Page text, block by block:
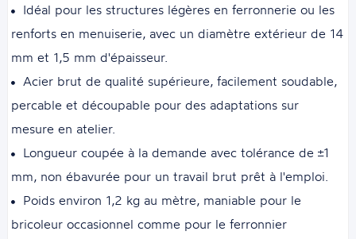
Idéal pour les structures légères en ferronnerie ou les
renforts en menuiserie, avec un diamètre extérieur de 14
mm et 1,5 mm d'épaisseur.
Acier brut de qualité supérieure, facilement soudable,
percable et découpable pour des adaptations sur
mesure en atelier.
Longueur coupée à la demande avec tolérance de ±1
mm, non ébavurée pour un travail brut prêt à l'emploi.
Poids environ 1,2 kg au mètre, maniable pour le
bricoleur occasionnel comme pour le ferronnier